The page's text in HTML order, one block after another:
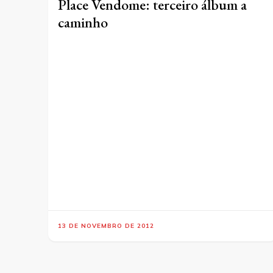
Place Vendome: terceiro álbum a
caminho
13 DE NOVEMBRO DE 2012